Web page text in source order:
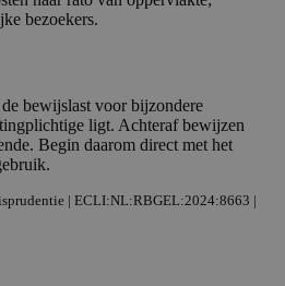
bezoekers.
bewijslast voor bijzondere
ligt. Achteraf bewijzen
Begin daarom direct met het
| ECLI:NL:RBGEL:2024:8663 |